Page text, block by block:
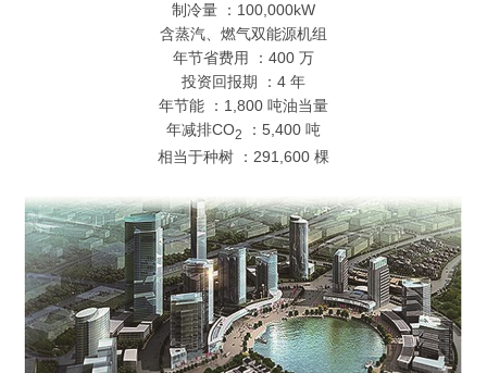
制冷量 ：100,000kW
含蒸汽、燃气双能源机组
年节省费用 ：400 万
投资回报期 ：4 年
年节能 ：1,800 吨油当量
年减排CO2
：5,400 吨
相当于种树 ：291,600 棵